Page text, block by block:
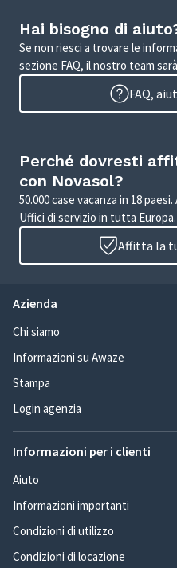
Hai bisogno di
Se non riesci a trovare le
sezione FAQ, il nostro team
FAQ,
Perché dovresti
con Novasol?
50.000 case vacanza in 18
Uffici di servizio in tutta
Affitta la
Azienda
Chi siamo
Informazioni su Awaze
Stampa
Login agenzia
Informazioni per i clienti
Aiuto
Informazioni importanti
Condizioni di utilizzo
Condizioni di locazione